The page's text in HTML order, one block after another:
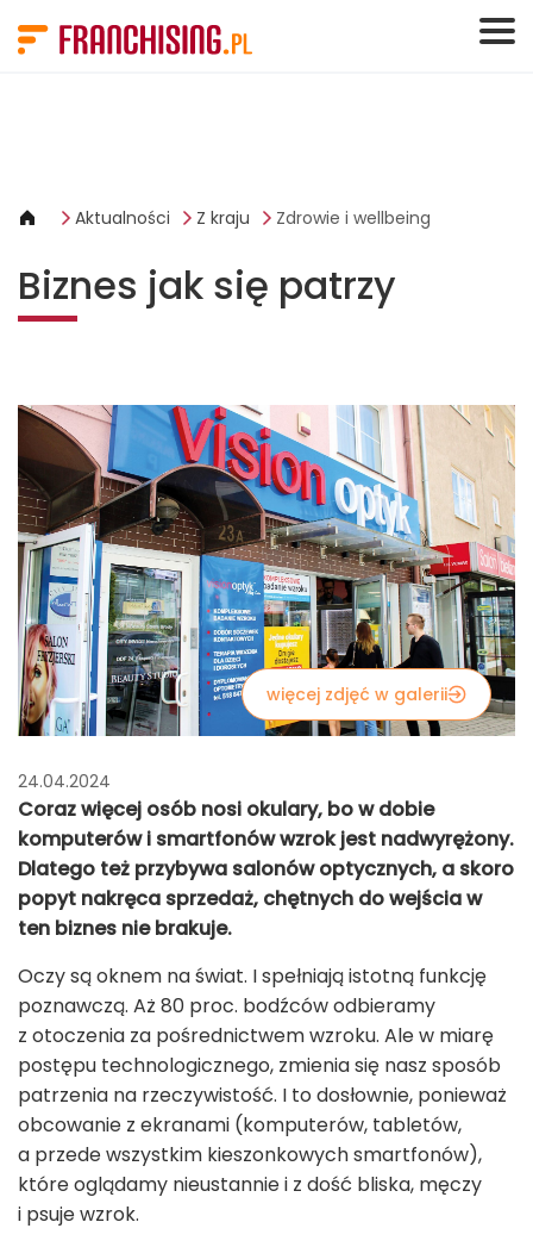
Aktualności Z kraju Zdrowie i wellbeing
Biznes jak się patrzy
więcej zdjęć w galerii
24.04.2024
Coraz więcej osób nosi okulary, bo w dobie
komputerów i smartfonów wzrok jest nadwyrężony.
Dlatego też przybywa salonów optycznych, a skoro
popyt nakręca sprzedaż, chętnych do wejścia w
ten biznes nie brakuje.
Oczy są oknem na świat. I spełniają istotną funkcję
poznawczą. Aż 80 proc. bodźców odbieramy
z otoczenia za pośrednictwem wzroku. Ale w miarę
postępu technologicznego, zmienia się nasz sposób
patrzenia na rzeczywistość. I to dosłownie, ponieważ
obcowanie z ekranami (komputerów, tabletów,
a przede wszystkim kieszonkowych smartfonów),
które oglądamy nieustannie i z dość bliska, męczy
i psuje wzrok.